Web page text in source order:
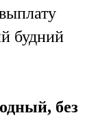
будний
без